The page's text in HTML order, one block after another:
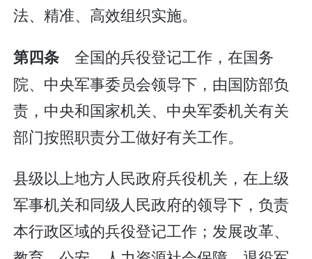
法、精准、高效组织实施。
第四条全国的兵役登记工作，在国务
院、中央军事委员会领导下，由国防部负
责，中央和国家机关、中央军委机关有关
部门按照职责分工做好有关工作。
县级以上地方人民政府兵役机关，在上级
军事机关和同级人民政府的领导下，负责
本行政区域的兵役登记工作；发展改革、